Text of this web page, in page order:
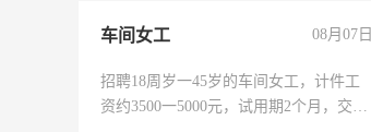
车间女工 08月07日
招聘18周岁一45岁的车间女工，计件工
资约3500一5000元，试用期2个月，交五